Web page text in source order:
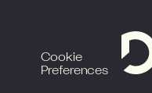
Cookie
Preferences